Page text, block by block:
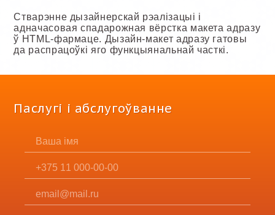
Паслугі і абслугоўванне
Стварэнне дызайнерскай рэалізацыі і
адначасовая спадарожная вёрстка макета адразу
ў HTML-фармаце. Дызайн-макет адразу гатовы
да распрацоўкі яго функцыянальнай часткі.